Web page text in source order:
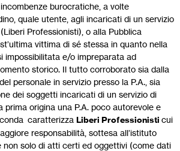
burocratiche, a volte
quale utente, agli incaricati di un servizio
Professionisti), o alla Pubblica
vittima di sé stessa in quanto nella
impossibilitata e/o impreparata ad
storico. Il tutto corroborato sia dalla
personale in servizio presso la P.A., sia
dei soggetti incaricati di un servizio di
prima origina una P.A. poco autorevole e
caratterizza Liberi Professionisti cui
responsabilità, sottesa all’istituto
non solo di atti certi ed oggettivi (come dati